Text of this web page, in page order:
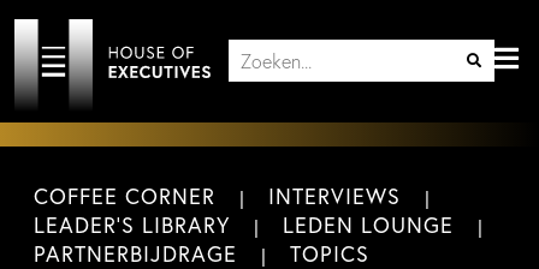
COFFEE CORNER
INTERVIEWS
LEADER'S LIBRARY
LEDEN LOUNGE
PARTNERBIJDRAGE
TOPICS